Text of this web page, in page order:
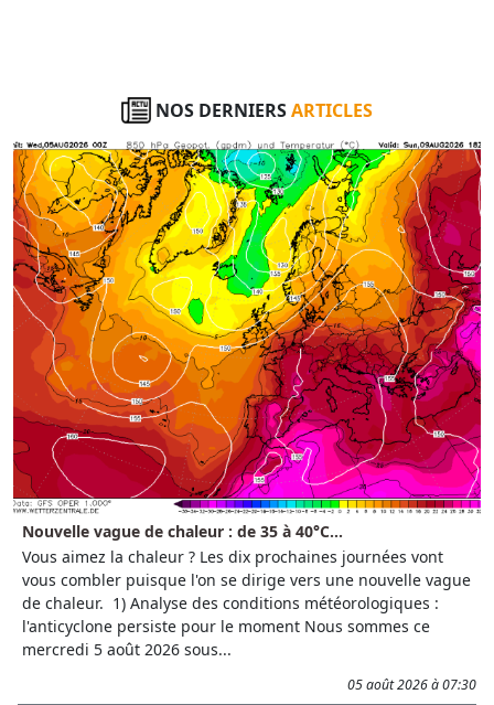
NOS DERNIERSARTICLES
Nouvelle vague de chaleur : de 35 à 40°C...
Vous aimez la chaleur ? Les dix prochaines journées vont
vous combler puisque l'on se dirige vers une nouvelle vague
de chaleur. 1) Analyse des conditions météorologiques :
l'anticyclone persiste pour le moment Nous sommes ce
mercredi 5 août 2026 sous...
05 août 2026 à 07:30